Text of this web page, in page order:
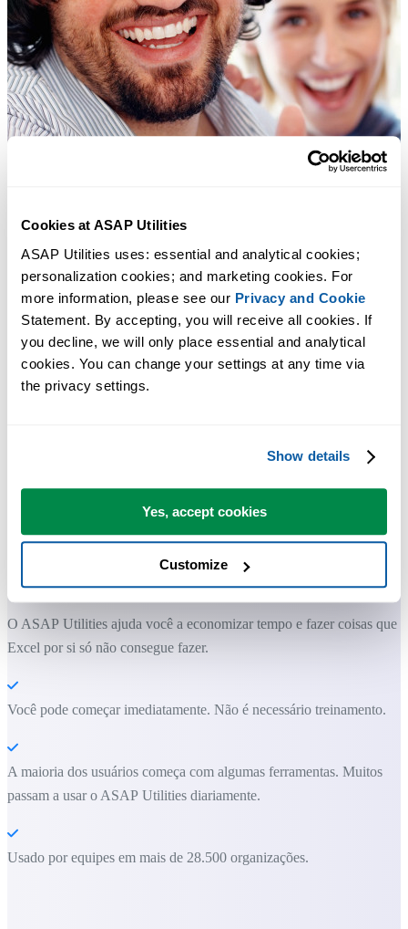
Cookies at ASAP Utilities
ASAP Utilities uses: essential and analytical cookies;
personalization cookies; and marketing cookies. For
more information, please see our Privacy and Cookie
Statement. By accepting, you will receive all cookies. If
you decline, we will only place essential and analytical
cookies. You can change your settings at any time via
the privacy settings.
Show details
Yes, accept cookies
Customize
Ferramentas práticas que muitos usuários do Excel gostariam de ter
Excel.
Economize tempo no Excel. Simples assim.
O ASAP Utilities ajuda você a economizar tempo e fazer coisas que o
Excel por si só não consegue fazer.
Você pode começar imediatamente. Não é necessário treinamento.
A maioria dos usuários começa com algumas ferramentas. Muitos
passam a usar o ASAP Utilities diariamente.
Usado por equipes em mais de 28.500 organizações.